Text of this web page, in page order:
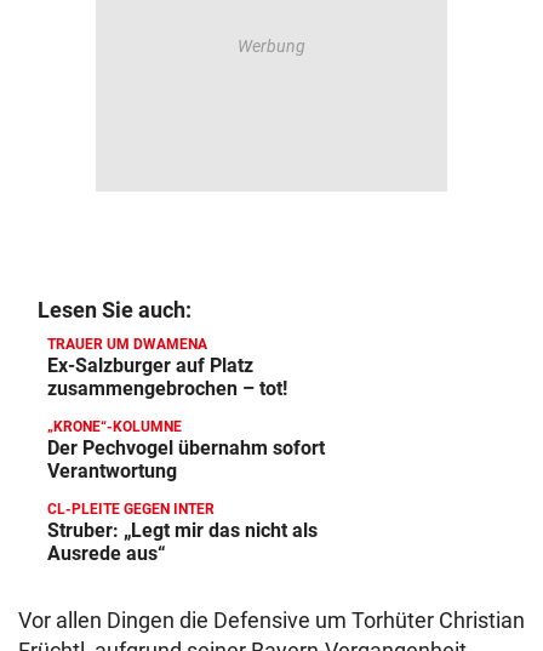
Lesen Sie auch:
TRAUER UM DWAMENA
Ex-Salzburger auf Platz
zusammengebrochen – tot!
„KRONE“-KOLUMNE
Der Pechvogel übernahm sofort
Verantwortung
CL-PLEITE GEGEN INTER
Struber: „Legt mir das nicht als
Ausrede aus“
Vor allen Dingen die Defensive um Torhüter Christian